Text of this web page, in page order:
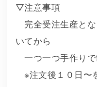
▽注意事項
完全受注生産と
いてから
一つ一つ手作りで
※注文後１０日〜